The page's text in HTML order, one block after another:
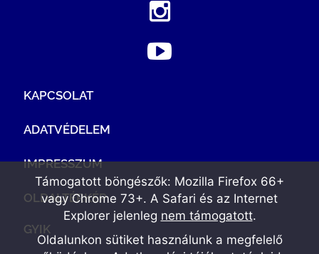
KAPCSOLAT
ADATVÉDELEM
IMPRESSZUM
OLDALTÉRKÉP
GYIK
Támogatott böngészők: Mozilla Firefox 66+
vagy Chrome 73+. A Safari és az Internet
Explorer jelenleg nem támogatott.
Oldalunkon sütiket használunk a megfelelő